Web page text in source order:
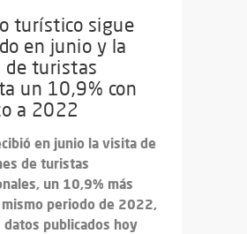
turístico sigue
en junio y la
de turistas
un 10,9% con
a 2022
en junio la visita de
de turistas
un 10,9% más
periodo de 2022,
datos publicados hoy